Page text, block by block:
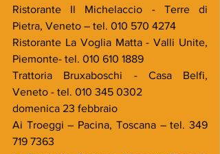
Ristorante Il Michelaccio - Terre di
Pietra, Veneto – tel. 010 570 4274
Ristorante La Voglia Matta - Valli Unite,
Piemonte- tel. 010 610 1889
Trattoria Bruxaboschi - Casa Belfi,
Veneto - tel. 010 345 0302
domenica 23 febbraio
Ai Troeggi – Pacina, Toscana – tel. 349
719 7363